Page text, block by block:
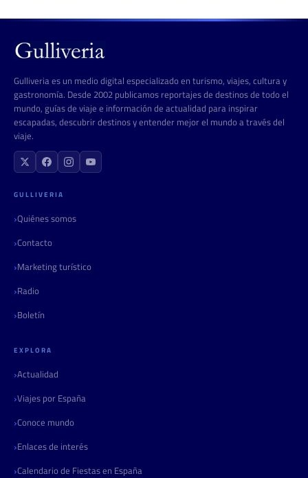
Gulliveria es un medio digital especializado en turismo, viajes, cultura y
gastronomía. Desde 2002 publicamos reportajes de destinos de todo el
mundo, guías de viaje e información de actualidad para inspirar
escapadas, descubrir destinos y entender mejor el mundo a través del
viaje.
GULLIVERIA
Quiénes somos
Contacto
Marketing turístico
Radio
Boletín
EXPLORA
Actualidad
Viajes por España
Conoce mundo
Enlaces de interés
Calendario de Fiestas en España